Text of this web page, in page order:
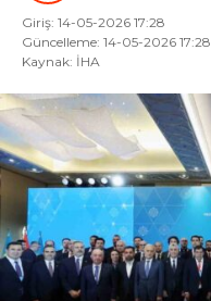
Giriş: 14-05-2026 17:28
Güncelleme: 14-05-2026 17:28
Kaynak: İHA